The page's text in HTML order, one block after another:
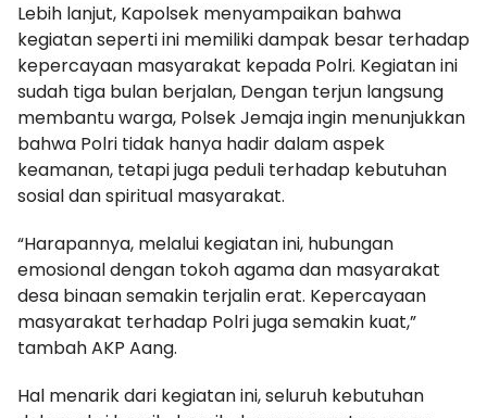
Lebih lanjut, Kapolsek menyampaikan bahwa
kegiatan seperti ini memiliki dampak besar terhadap
kepercayaan masyarakat kepada Polri. Kegiatan ini
sudah tiga bulan berjalan, Dengan terjun langsung
membantu warga, Polsek Jemaja ingin menunjukkan
bahwa Polri tidak hanya hadir dalam aspek
keamanan, tetapi juga peduli terhadap kebutuhan
sosial dan spiritual masyarakat.
“Harapannya, melalui kegiatan ini, hubungan
emosional dengan tokoh agama dan masyarakat
desa binaan semakin terjalin erat. Kepercayaan
masyarakat terhadap Polri juga semakin kuat,”
tambah AKP Aang.
Hal menarik dari kegiatan ini, seluruh kebutuhan